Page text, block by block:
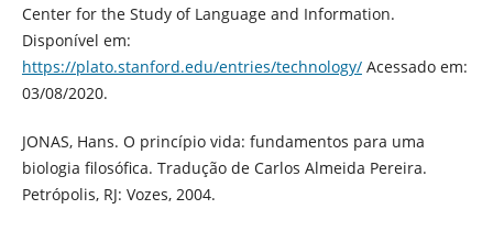
Center for the Study of Language and Information.
Disponível em:
https://plato.stanford.edu/entries/technology/Acessado em:
03/08/2020.
JONAS, Hans. O princípio vida: fundamentos para uma
biologia filosófica. Tradução de Carlos Almeida Pereira.
Petrópolis, RJ: Vozes, 2004.